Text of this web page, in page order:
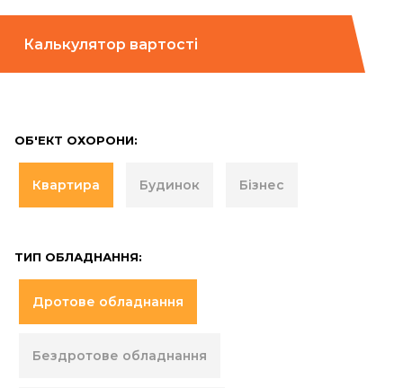
Калькулятор вартості
ОБ'ЕКТ ОХОРОНИ:
Квартира Будинок Бізнес
ТИП ОБЛАДНАННЯ:
Дротове обладнання
Бездротове обладнання